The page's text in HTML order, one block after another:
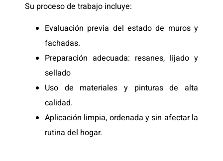
Su proceso de trabajo incluye:
Evaluación previa del estado de muros y
fachadas.
Preparación adecuada: resanes, lijado y
sellado
Uso de materiales y pinturas de alta
calidad.
Aplicación limpia, ordenada y sin afectar la
rutina del hogar.